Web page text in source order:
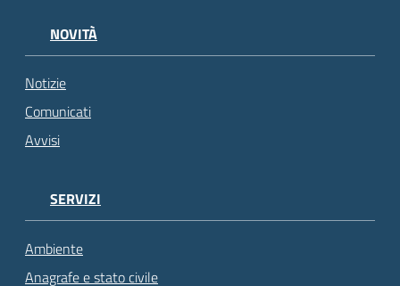
NOVITÀ
Notizie
Comunicati
Avvisi
SERVIZI
Ambiente
Anagrafe e stato civile